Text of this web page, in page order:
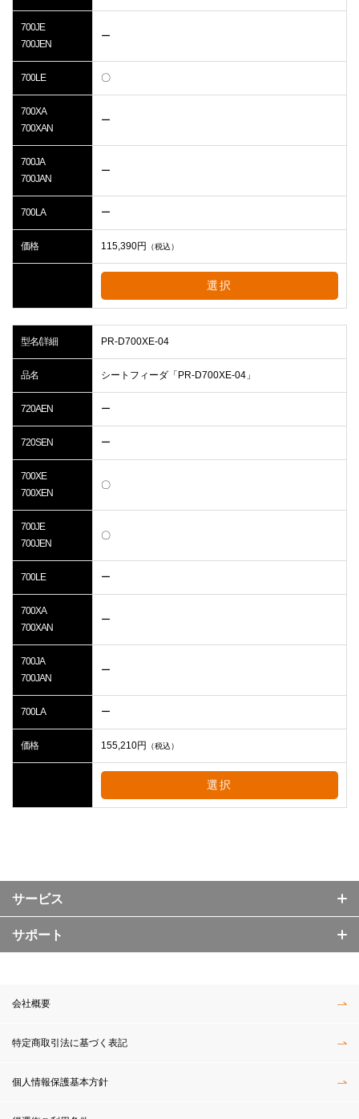
700JE
700JEN
ー
700LE 〇
700XA
700XAN
ー
700JA
700JAN
ー
700LA ー
価格 115,390円 （税込）
選択
型名/詳細 PR-D700XE-04
品名 シートフィーダ「PR-D700XE-04」
720AEN ー
720SEN ー
700XE
700XEN
〇
700JE
700JEN
〇
700LE ー
700XA
700XAN
ー
700JA
700JAN
ー
700LA ー
価格 155,210円 （税込）
選択
サービス
サポート
会社概要
特定商取引法に基づく表記
個人情報保護基本方針